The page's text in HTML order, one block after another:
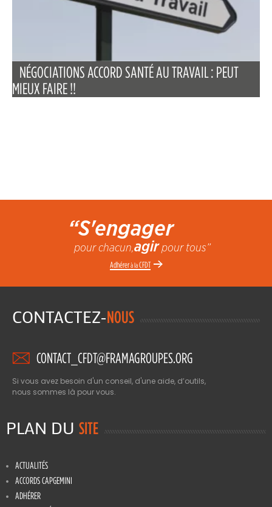
NÉGOCIATIONS ACCORD SANTÉ AU TRAVAIL : PEUT
MIEUX FAIRE !!
“S'engager
pour chacun,agirpour tous”
Adhérerà laCFDT
CONTACTEZ-NOUS
CONTACT_CFDT@FRAMAGROUPES.ORG
Si vous avez besoin d'un conseil, d'une aide, d’outils,
nous sommes là pour vous.
PLAN DU SITE
ACTUALITÉS
ACCORDS CAPGEMINI
ADHÉRER